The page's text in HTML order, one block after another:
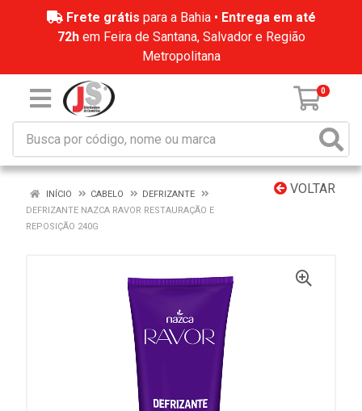
Frete grátis para a Bahia • Entrega em até
72hem Feira de Santana, Salvador e Região
Metropolitana
0
VOLTAR
INÍCIO CABELO
DEFRIZANTE
DEFRIZANTE NAZCA RAVOR RESTAURAÇÃO E
REPOSIÇÃO 240G